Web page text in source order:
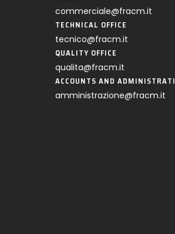
commerciale@fracm.it
TECHNICAL OFFICE
tecnico@fracm.it
QUALITY OFFICE
qualita@fracm.it
ACCOUNTS AND
amministrazione@fracm.it